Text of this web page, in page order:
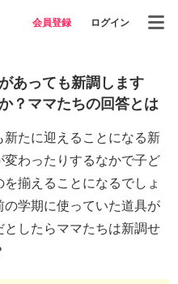
会員登録 ログイン
あっても新調します
？ママたちの回答とは
たに迎えることになる新
わったりするなかで子ど
揃えることになるでしょ
の学期に使っていた道具が
したらママたちは新調せ